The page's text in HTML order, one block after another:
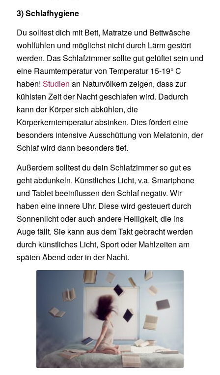
3) Schlafhygiene
Du solltest dich mit Bett, Matratze und Bettwäsche
wohlfühlen und möglichst nicht durch Lärm gestört
werden. Das Schlafzimmer sollte gut gelüftet sein und
eine Raumtemperatur von Temperatur 15-19° C
haben! Studien an Naturvölkern zeigen, dass zur
kühlsten Zeit der Nacht geschlafen wird. Dadurch
kann der Körper sich abkühlen, die
Körperkerntemperatur absinken. Dies fördert eine
besonders intensive Ausschüttung von Melatonin, der
Schlaf wird dann besonders tief.
Außerdem solltest du dein Schlafzimmer so gut es
geht abdunkeln. Künstliches Licht, v.a. Smartphone
und Tablet beeinflussen den Schlaf negativ. Wir
haben eine innere Uhr. Diese wird gesteuert durch
Sonnenlicht oder auch andere Helligkeit, die ins
Auge fällt. Sie kann aus dem Takt gebracht werden
durch künstliches Licht, Sport oder Mahlzeiten am
späten Abend oder in der Nacht.